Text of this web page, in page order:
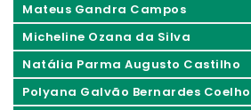
Mateus Gandra Campos
Micheline Ozana da Silva
Natália Parma Augusto Castilho
Polyana Galvão Bernardes Coelho